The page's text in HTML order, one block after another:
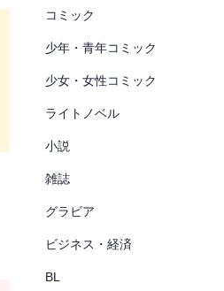
コミック
少年・青年コミック
少女・女性コミック
ライトノベル
小説
雑誌
グラビア
ビジネス・経済
BL